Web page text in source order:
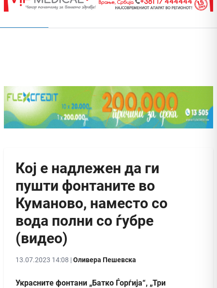
Кој е надлежен да ги
пушти фонтаните во
Куманово, наместо со
вода полни со ѓубре
(видео)
13.07.2023 14:08 |Оливера Пешевска
Украсните фонтани „Батко Ѓорѓија“, „Три